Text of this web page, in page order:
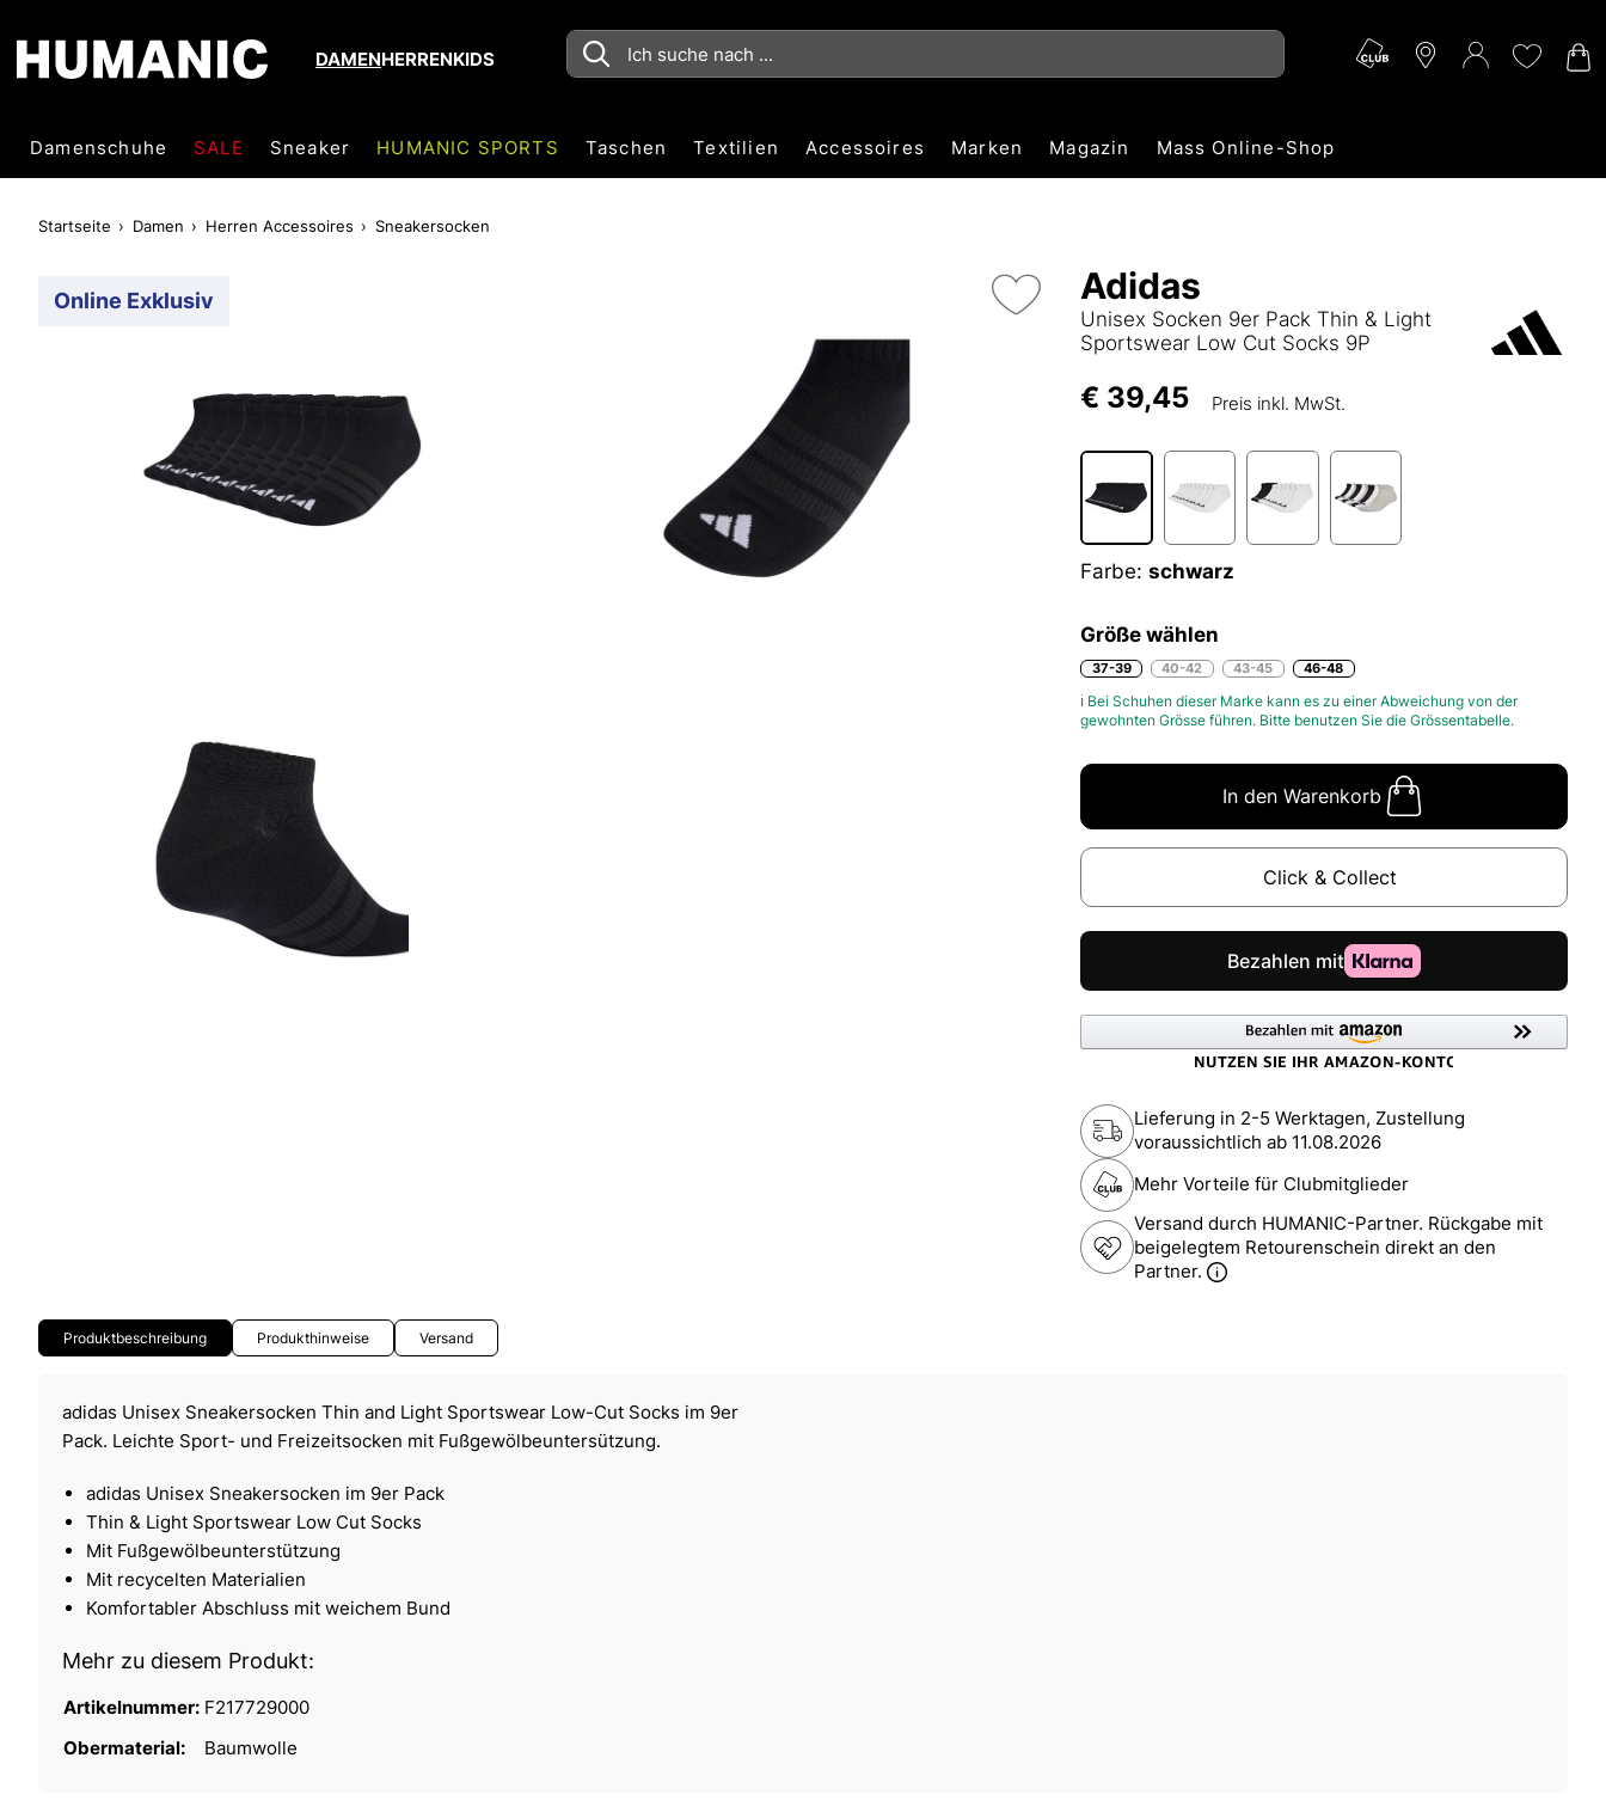
DAMENHERRENKIDS
Damenschuhe SALE Sneaker HUMANIC SPORTS Taschen Textilien Accessoires Marken Magazin Mass Online-Shop
Startseite Damen Herren Accessoires Sneakersocken
Online Exklusiv Adidas
Unisex Socken 9er Pack Thin & Light
Sportswear Low Cut Socks 9P
€ 39,45 Preis inkl. MwSt.
Farbe: schwarz
Größe wählen
37-39 40-42 43-45 46-48
ℹ Bei Schuhen dieser Marke kann es zu einer Abweichung von der
gewohnten Grösse führen. Bitte benutzen Sie die Grössentabelle.
In den Warenkorb
Click & Collect
Lieferung in 2-5 Werktagen, Zustellung
voraussichtlich ab 11.08.2026
Mehr Vorteile für Clubmitglieder
Versand durch HUMANIC-Partner. Rückgabe mit
beigelegtem Retourenschein direkt an den
Partner.
Produktbeschreibung Produkthinweise Versand
adidas Unisex Sneakersocken Thin and Light Sportswear Low-Cut Socks im 9er
Pack. Leichte Sport- und Freizeitsocken mit Fußgewölbeuntersützung.
adidas Unisex Sneakersocken im 9er Pack
Thin & Light Sportswear Low Cut Socks
Mit Fußgewölbeunterstützung
Mit recycelten Materialien
Komfortabler Abschluss mit weichem Bund
Mehr zu diesem Produkt:
Artikelnummer: F217729000
Obermaterial:
Baumwolle